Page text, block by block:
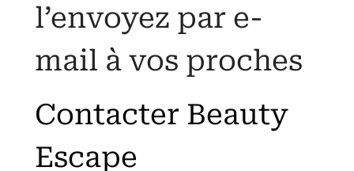
l’envoyez par e-
mail à vos proches
Contacter Beauty
Escape